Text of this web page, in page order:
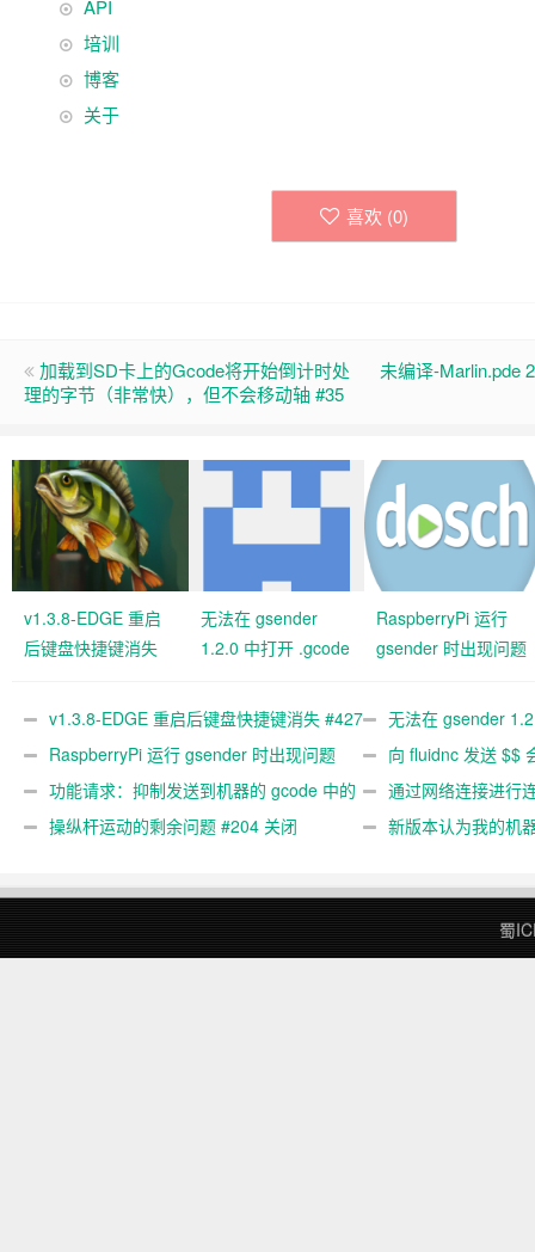
API
培训
博客
关于
喜欢 (0)
加载到SD卡上的Gcode将开始倒计时处
理的字节（非常快），但不会移动轴 #35
未编译-Marlin.pde
v1.3.8-EDGE 重启
后键盘快捷键消失
无法在 gsender
1.2.0 中打开 .gcode
RaspberryPi 运行
gsender 时出现问题
v1.3.8-EDGE 重启后键盘快捷键消失 #427
关闭
无法在 gsender
#367
RaspberryPi 运行 gsender 时出现问题
#89
向 fluidnc 发送 $$
#473
功能请求：抑制发送到机器的 gcode 中的
gcode 注释。 #444 关闭
通过网络连接进行
操纵杆运动的剩余问题 #204 关闭
新版本认为我的机
蜀